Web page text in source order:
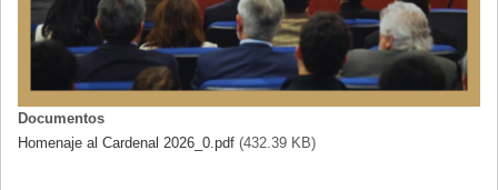
Documentos
Homenaje al Cardenal 2026_0.pdf (432.39 KB)